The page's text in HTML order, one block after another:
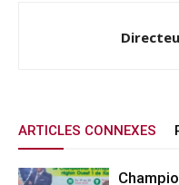
ARTICLES CONNEXES